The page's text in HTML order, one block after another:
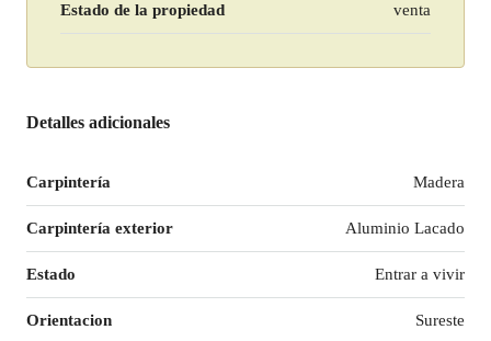
Estado de la propiedad venta
Detalles adicionales
Carpintería Madera
Carpintería exterior Aluminio Lacado
Estado Entrar a vivir
Orientacion Sureste